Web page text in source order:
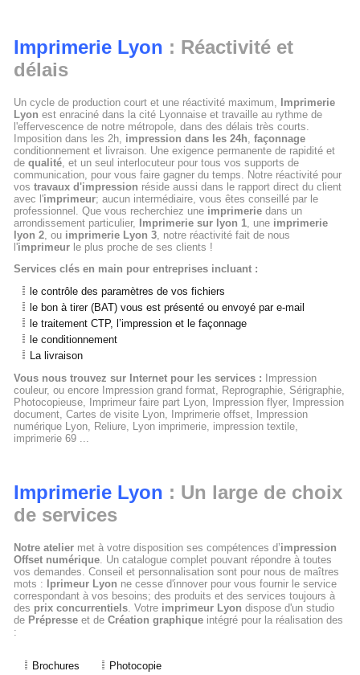
Imprimerie Lyon : Réactivité et
délais
Un cycle de production court et une réactivité maximum,
Imprimerie
Lyon est enraciné dans la cité Lyonnaise et travaille au rythme de
l'effervescence de notre métropole, dans des délais très courts.
Imposition dans les 2h, impression dans les 24h,façonnage
conditionnement et livraison. Une exigence permanente de rapidité et
dequalité, et un seul interlocuteur pour tous vos supports de
communication, pour vous faire gagner du temps. Notre réactivité pour
vostravaux d'impression réside aussi dans le rapport direct du client
avec l'imprimeur; aucun intermédiaire, vous êtes conseillé par le
professionnel. Que vous recherchiez une imprimeriedans un
arrondissement particulier,
Imprimerie sur lyon 1, une imprimerie
lyon 2, ou imprimerie Lyon 3, notre réactivité fait de nous
l'imprimeur le plus proche de ses clients !
Services clés en main pour entreprises incluant :
le contrôle des paramètres de vos fichiers
le bon à tirer (BAT) vous est présenté ou envoyé par e-mail
le traitement CTP, l’impression et le façonnage
le conditionnement
La livraison
Vous nous trouvez sur Internet pour les services : Impression
couleur, ou encore Impression grand format, Reprographie, Sérigraphie,
Photocopieuse, Imprimeur faire part Lyon, Impression flyer, Impression
document, Cartes de visite Lyon, Imprimerie offset, Impression
numérique Lyon, Reliure, Lyon imprimerie, impression textile,
imprimerie 69 ...
Imprimerie Lyon : Un large de choix
de services
Notre atelier met à votre disposition ses compétences d’impression
Offset numérique. Un catalogue complet pouvant répondre à toutes
vos demandes. Conseil et personnalisation sont pour nous de maîtres
mots :
Iprimeur Lyon ne cesse d'innover pour vous fournir le service
correspondant à vos besoins; des produits et des services toujours à
des prix concurrentiels. Votre imprimeur Lyon dispose d'un studio
de Prépresse et deCréation graphique intégré pour la réalisation des
:
Brochures
Photocopie